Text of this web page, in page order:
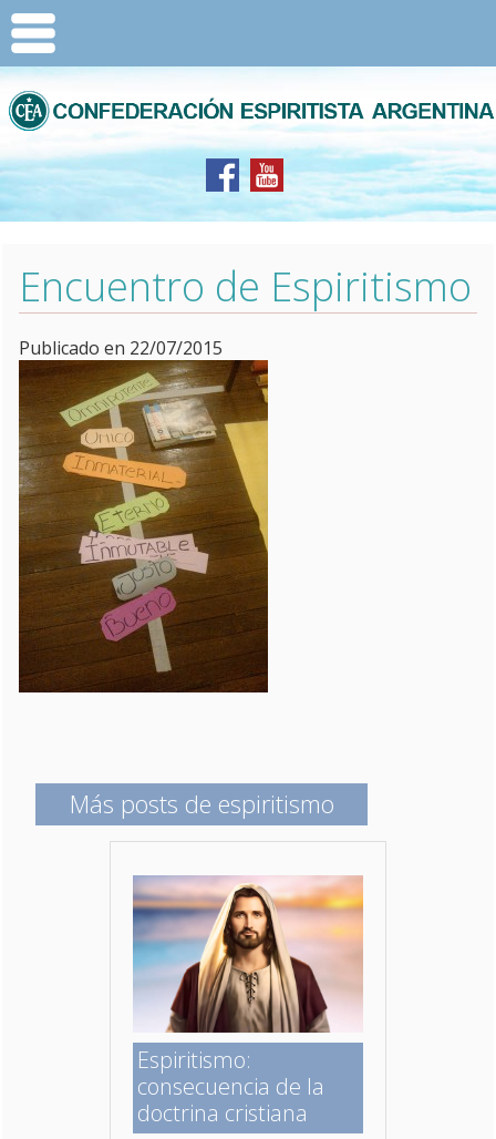
Encuentro de Espiritismo
Publicado en 22/07/2015
Más posts de espiritismo
Espiritismo:
consecuencia de la
doctrina cristiana